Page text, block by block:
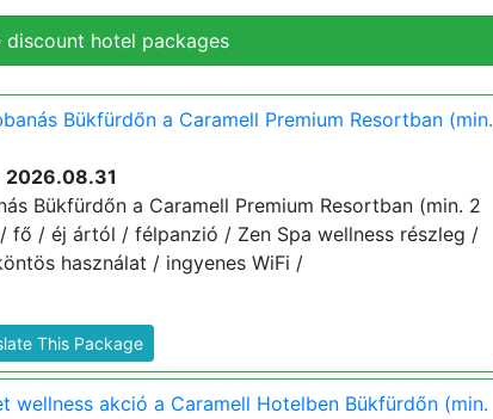
discount hotel packages
Bükfürdőn a Caramell Premium Resortban (min.
Bükfürdőn a Caramell Premium Resortban (min. 2
fő / éj ártól / félpanzió / Zen Spa wellness részleg /
használat / ingyenes WiFi /
This Package
wellness akció a Caramell Hotelben Bükfürdőn (min.